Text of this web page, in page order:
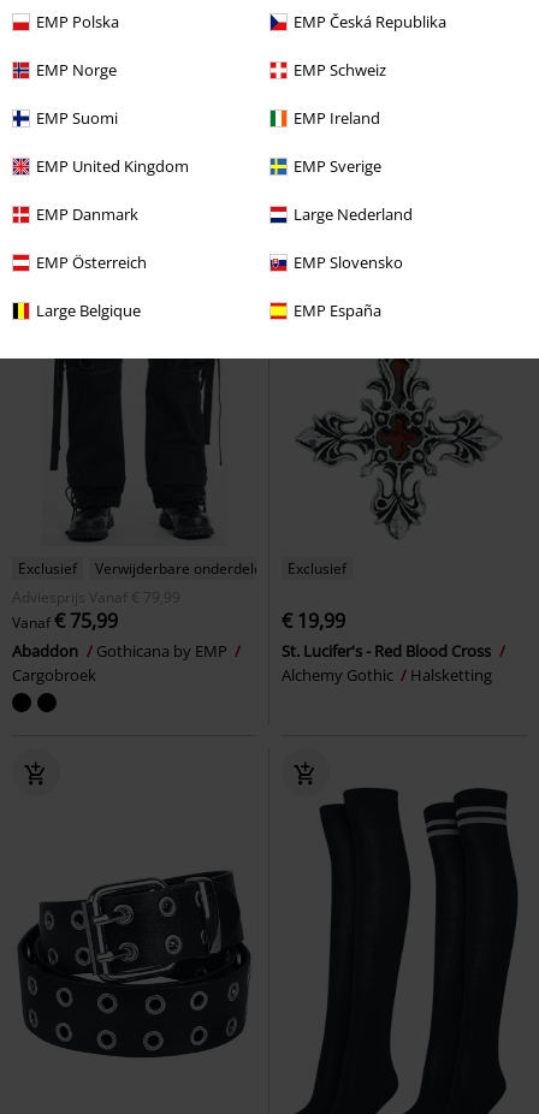
EMP Polska EMP Česká Republika
EMP Norge EMP Schweiz
EMP Suomi EMP Ireland
EMP United Kingdom EMP Sverige
EMP Danmark Large Nederland
EMP Österreich EMP Slovensko
Large Belgique EMP España
Malice jurk
Poizen Industries
Samsaveel
Gothicana by EMP
Exclusief
Verwijderbare onderdelen
Adviesprijs
Vanaf € 79,99
Vanaf€ 75,99
Abaddon
Gothicana by EMP
Cargobroek
Exclusief
€ 19,99
St. Lucifer's - Red Blood Cross
Alchemy Gothic
Halsketting